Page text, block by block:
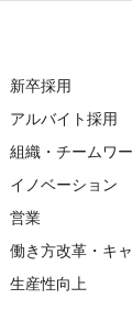
新卒採用
アルバイト採用
組織・チームワ
イノベーション
営業
働き方改革・キ
生産性向上